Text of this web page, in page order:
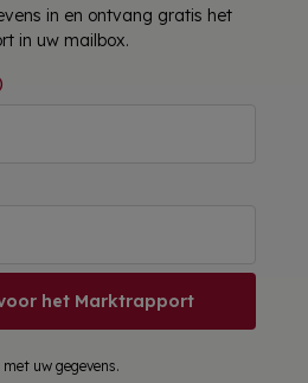
in en ontvang gratis het
in uw mailbox.
het Marktrapport
uw gegevens.